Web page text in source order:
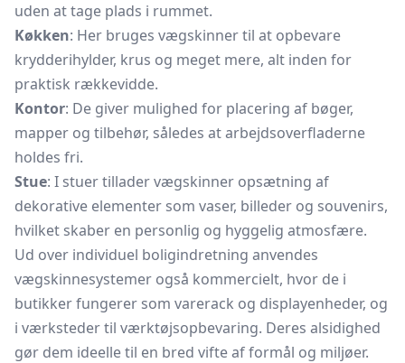
uden at tage plads i rummet.
Køkken: Her bruges vægskinner til at opbevare
krydderihylder, krus og meget mere, alt inden for
praktisk rækkevidde.
Kontor: De giver mulighed for placering af bøger,
mapper og tilbehør, således at arbejdsoverfladerne
holdes fri.
Stue: I stuer tillader vægskinner opsætning af
dekorative elementer som vaser, billeder og souvenirs,
hvilket skaber en personlig og hyggelig atmosfære.
Ud over individuel boligindretning anvendes
vægskinnesystemer også kommercielt, hvor de i
butikker fungerer som varerack og displayenheder, og
i værksteder til værktøjsopbevaring. Deres alsidighed
gør dem ideelle til en bred vifte af formål og miljøer.